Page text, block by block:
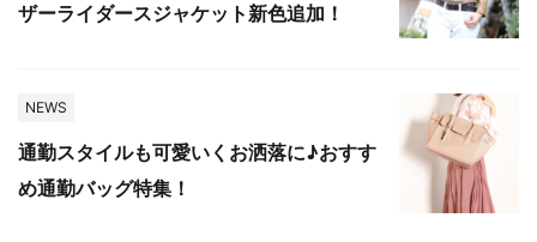
ザーライダースジャケット新色追加！
NEWS
通勤スタイルも可愛いくお洒落に♪おすす
め通勤バッグ特集！